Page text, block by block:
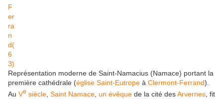
Représentation moderne de Saint-Namacius (Namace) portant la
première cathédrale (église Saint-Eutrope à Clermont-Ferrand).
Au Ve siècle Saint Namace un évêque de la cité desArvernes , fit